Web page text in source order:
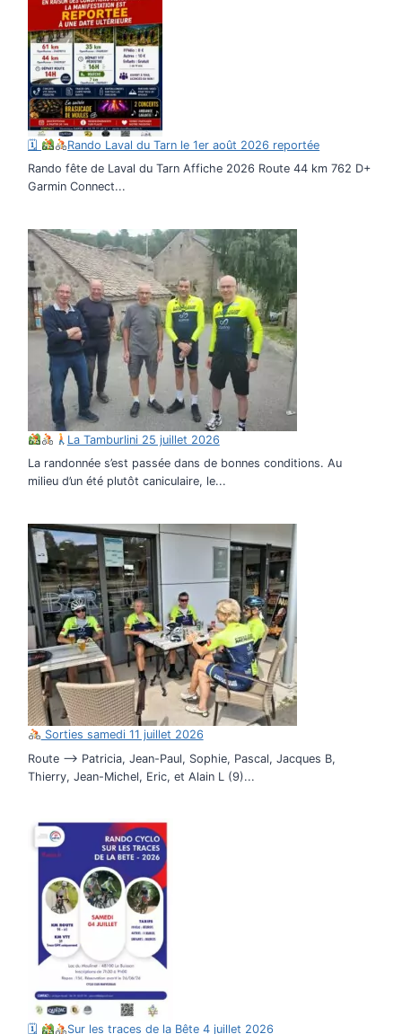
🗓
Rando Laval du Tarn le 1er août 2026 reportée
Rando fête de Laval du Tarn Affiche 2026 Route 44 km 762 D+
Garmin Connect...
La Tamburlini 25 juillet 2026
La randonnée s’est passée dans de bonnes conditions. Au
milieu d’un été plutôt caniculaire, le...
Sorties samedi 11 juillet 2026
Route –> Patricia, Jean-Paul, Sophie, Pascal, Jacques B,
Thierry, Jean-Michel, Eric, et Alain L (9)...
🗓 Sur les traces de la Bête 4 juillet 2026